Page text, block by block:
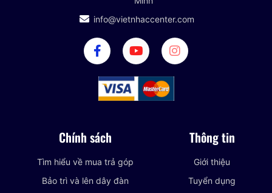
info@vietnhaccenter.com
Chính sách
Tìm hiểu về mua trả góp
Bảo trì và lên dây đàn
Thông tin
Giới thiệu
Tuyển dụng